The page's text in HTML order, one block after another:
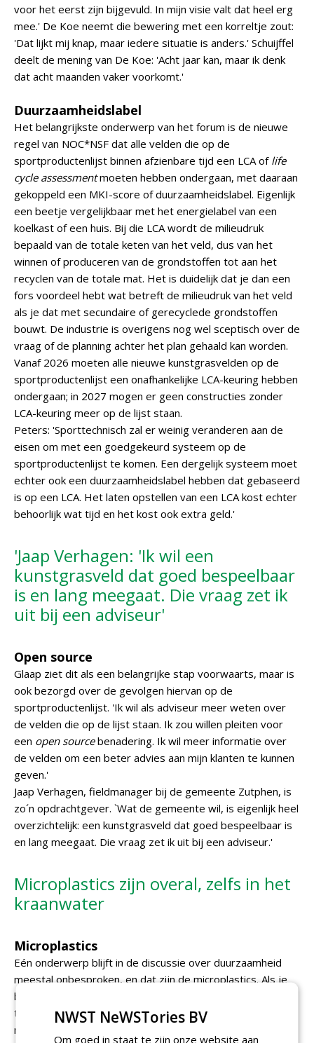
voor het eerst zijn bijgevuld. In mijn visie valt dat heel erg
mee.' De Koe neemt die bewering met een korreltje zout:
'Dat lijkt mij knap, maar iedere situatie is anders.' Schuijffel
deelt de mening van De Koe: 'Acht jaar kan, maar ik denk
dat acht maanden vaker voorkomt.'
Duurzaamheidslabel
Het belangrijkste onderwerp van het forum is de nieuwe
regel van NOC*NSF dat alle velden die op de
sportproductenlijst binnen afzienbare tijd een LCA of life
cycle assessmentmoeten hebben ondergaan, met daaraan
gekoppeld een MKI-score of duurzaamheidslabel. Eigenlijk
een beetje vergelijkbaar met het energielabel van een
koelkast of een huis. Bij die LCA wordt de milieudruk
bepaald van de totale keten van het veld, dus van het
winnen of produceren van de grondstoffen tot aan het
recyclen van de totale mat. Het is duidelijk dat je dan een
fors voordeel hebt wat betreft de milieudruk van het veld
als je dat met secundaire of gerecyclede grondstoffen
bouwt. De industrie is overigens nog wel sceptisch over de
vraag of de planning achter het plan gehaald kan worden.
Vanaf 2026 moeten alle nieuwe kunstgrasvelden op de
sportproductenlijst een onafhankelijke LCA-keuring hebben
ondergaan; in 2027 mogen er geen constructies zonder
LCA-keuring meer op de lijst staan.
Peters: 'Sporttechnisch zal er weinig veranderen aan de
eisen om met een goedgekeurd systeem op de
sportproductenlijst te komen. Een dergelijk systeem moet
echter ook een duurzaamheidslabel hebben dat gebaseerd
is op een LCA. Het laten opstellen van een LCA kost echter
behoorlijk wat tijd en het kost ook extra geld.'
'Jaap Verhagen: 'Ik wil een
kunstgrasveld dat goed bespeelbaar
is en lang meegaat. Die vraag zet ik
uit bij een adviseur'
Open source
Glaap ziet dit als een belangrijke stap voorwaarts, maar is
ook bezorgd over de gevolgen hiervan op de
sportproductenlijst. 'Ik wil als adviseur meer weten over
de velden die op de lijst staan. Ik zou willen pleiten voor
een open sourcebenadering. Ik wil meer informatie over
de velden om een beter advies aan mijn klanten te kunnen
geven.'
Jaap Verhagen, fieldmanager bij de gemeente Zutphen, is
zo´n opdrachtgever. `Wat de gemeente wil, is eigenlijk heel
overzichtelijk: een kunstgrasveld dat goed bespeelbaar is
en lang meegaat. Die vraag zet ik uit bij een adviseur.'
Microplastics zijn overal, zelfs in het
kraanwater
Microplastics
Eén onderwerp blijft in de discussie over duurzaamheid
meestal onbesproken, en dat zijn de microplastics. Als je
begint met een vezel van 45 mm, is die bijvoorbeeld na
tien jaar afgesleten tot 41 mm. Die 4 mm belandt op of
naast het veld in de vorm van microscopisch kleine
NWST NeWSTories BV
Om goed in staat te zijn onze website aan